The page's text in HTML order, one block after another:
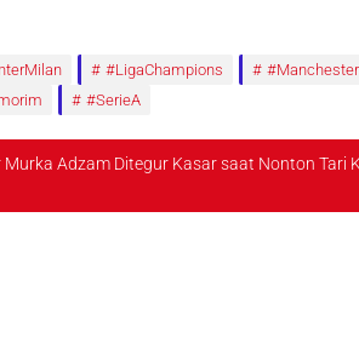
#LigaChampions
#SerieA
Adzam Ditegur Kasar saat Nonton Tari